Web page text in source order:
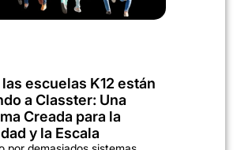
escuelas K12 están
a Classter: Una
Creada para la
y la Escala